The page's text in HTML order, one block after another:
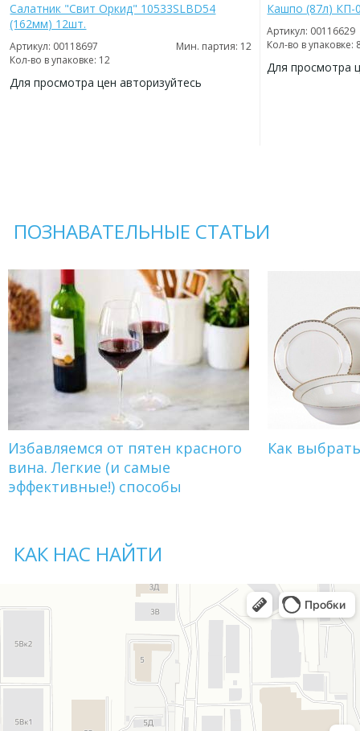
Салатник "Свит Оркид" 10533SLBD54
(162мм) 12шт.
Артикул: 00118697
Мин. партия: 12
Кол-во в упаковке: 12
Для просмотра цен авторизуйтесь
Кашпо (87л) КП-
Артикул: 00116629
Кол-во в упаковке:
Для просмотра
ПОЗНАВАТЕЛЬНЫЕ СТАТЬИ
Избавляемся от пятен красного
вина. Легкие (и самые
эффективные!) способы
Как
КАК НАС НАЙТИ